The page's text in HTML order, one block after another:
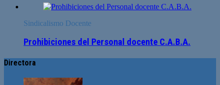
Sindicalismo Docente
Prohibiciones del Personal docente C.A.B.A.
Directora